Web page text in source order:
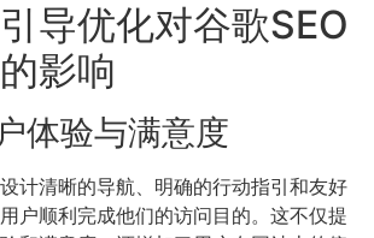
导优化对谷歌SEO
影响
体验与满意度
计清晰的导航、明确的行动指引和友好
户顺利完成他们的访问目的。这不仅提